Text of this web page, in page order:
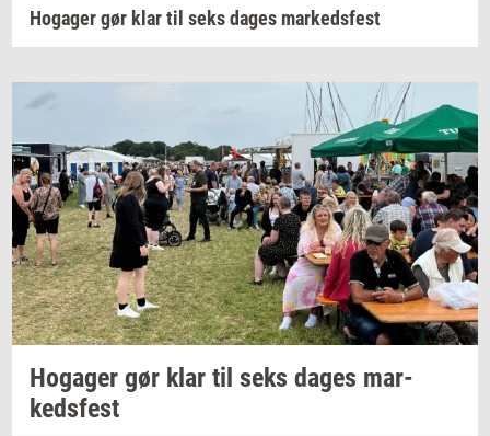
Hogager gør klar til seks dages markedsfest
Ho­ga­ger gør klar til seks dages mar­
keds­fest